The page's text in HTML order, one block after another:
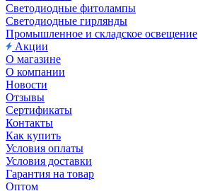
Светодиодные фитолампы
Светодиодные гирлянды
Промышленное и складское освещение
Акции
О магазине
О компании
Новости
Отзывы
Сертификаты
Контакты
Как купить
Условия оплаты
Условия доставки
Гарантия на товар
Оптом